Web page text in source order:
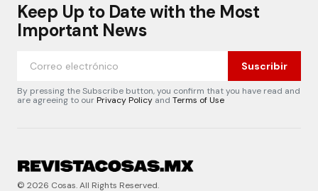
Keep Up to Date with the Most
Important News
Suscribir
By pressing the Subscribe button, you confirm that you have read and
are agreeing to ourPrivacy Policy and Terms of Use
© 2026 Cosas. All Rights Reserved.